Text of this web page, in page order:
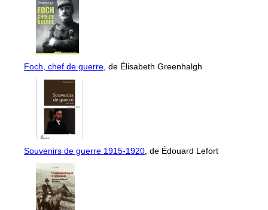
Foch, chef de guerre, de Élisabeth Greenhalgh
Souvenirs de guerre 1915-1920, de Édouard Lefort